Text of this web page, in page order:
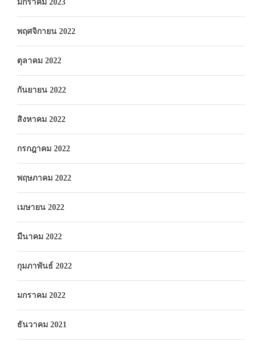
มกราคม 2023
พฤศจิกายน 2022
ตุลาคม 2022
กันยายน 2022
สิงหาคม 2022
กรกฎาคม 2022
พฤษภาคม 2022
เมษายน 2022
มีนาคม 2022
กุมภาพันธ์ 2022
มกราคม 2022
ธันวาคม 2021